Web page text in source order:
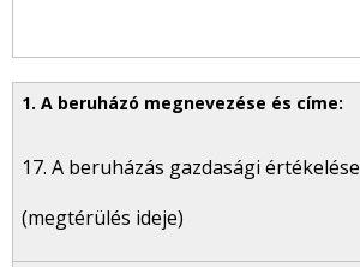
17. A beruházás gazdasági értékelése
(megtérülés ideje)